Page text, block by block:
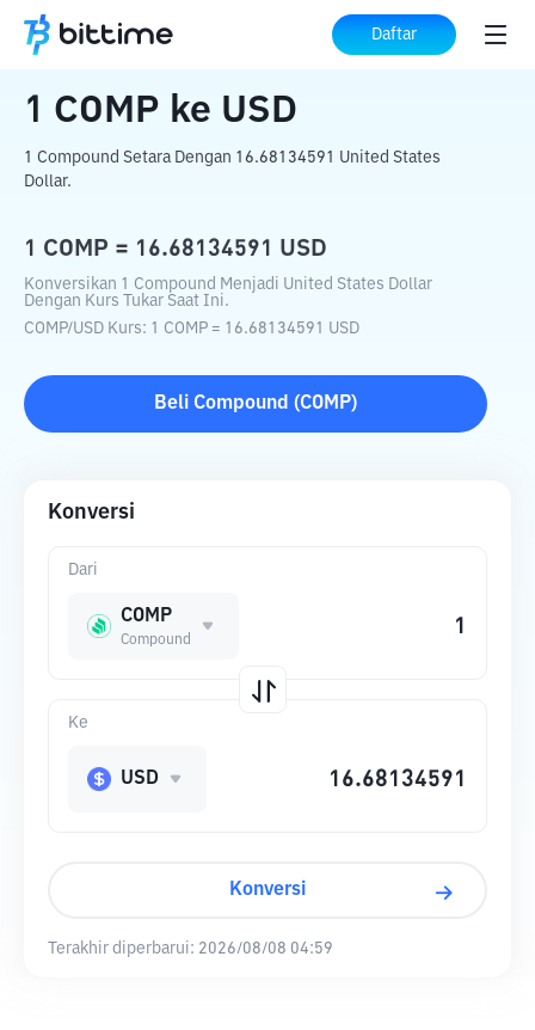
Daftar
Beranda Konverter Kripto COMP USD
1 COMP ke USD
1 Compound Setara Dengan 16.68134591 United States
Dollar.
1 COMP = 16.68134591 USD
Konversikan 1 Compound Menjadi United States Dollar
Dengan Kurs Tukar Saat Ini.
COMP/USD Kurs: 1 COMP = 16.68134591 USD
Beli Compound (COMP)
Konversi
Dari
COMP
Compound
Ke
USD
Konversi
Terakhir diperbarui: 2026/08/08 04:59